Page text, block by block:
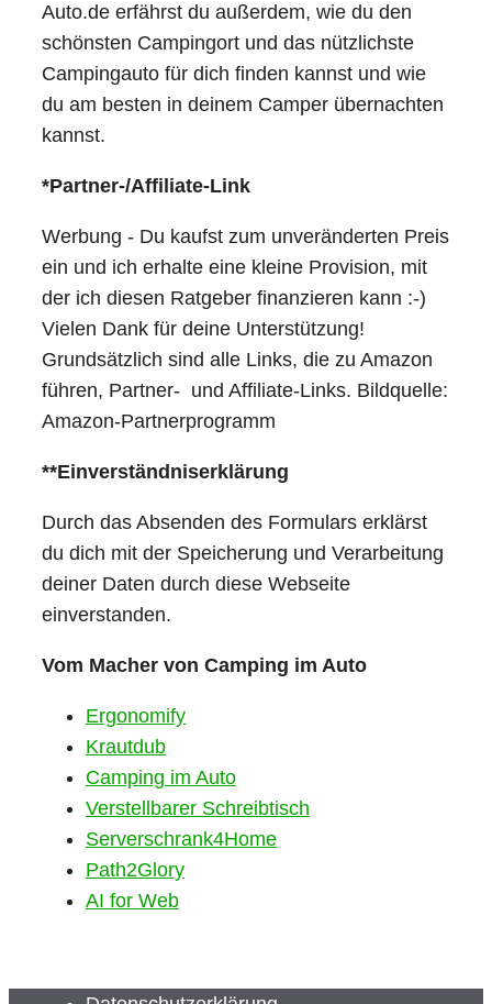
Auto.de erfährst du außerdem, wie du den
schönsten Campingort und das nützlichste
Campingauto für dich finden kannst und wie
du am besten in deinem Camper übernachten
kannst.
*Partner-/Affiliate-Link
Werbung - Du kaufst zum unveränderten Preis
ein und ich erhalte eine kleine Provision, mit
der ich diesen Ratgeber finanzieren kann :-)
Vielen Dank für deine Unterstützung!
Grundsätzlich sind alle Links, die zu Amazon
führen, Partner- und Affiliate-Links. Bildquelle:
Amazon-Partnerprogramm
**Einverständniserklärung
Durch das Absenden des Formulars erklärst
du dich mit der Speicherung und Verarbeitung
deiner Daten durch diese Webseite
einverstanden.
Vom Macher von Camping im Auto
Ergonomify
Krautdub
Camping im Auto
Verstellbarer Schreibtisch
Serverschrank4Home
Path2Glory
AI for Web